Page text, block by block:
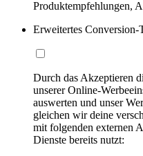
Produktempfehlungen,
Erweitertes Conversion-
Durch das Akzeptieren
unserer Online-
auswerten und unser
gleichen wir deine
mit folgenden externen
Dienste bereits nutzt: